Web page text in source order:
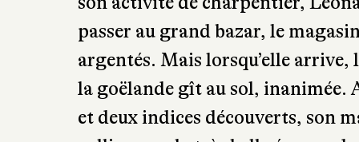
son activité de charpentier,
passer au grand bazar, le
argentés. Mais lorsqu’elle
la goëlande gît au sol, inanimée.
et deux indices découverts, son